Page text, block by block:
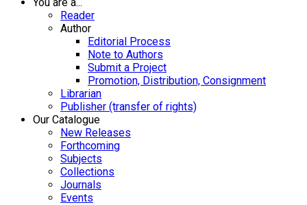
Reader
Author
Editorial Process
Note to Authors
Submit a Project
Promotion, Distribution, Consignment
Librarian
Publisher (transfer of rights)
Our Catalogue
New Releases
Forthcoming
Subjects
Collections
Journals
Events